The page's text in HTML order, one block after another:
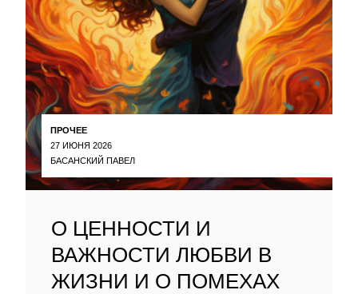
ПРОЧЕЕ
27 ИЮНЯ 2026
БАСАНСКИЙ ПАВЕЛ
О ЦЕННОСТИ И
ВАЖНОСТИ ЛЮБВИ В
ЖИЗНИ И О ПОМЕХАХ